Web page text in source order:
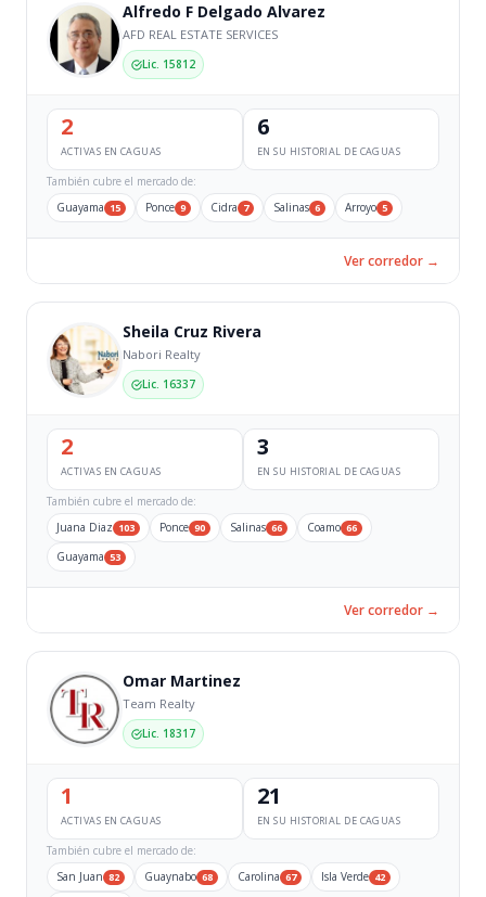
Alfredo F Delgado Alvarez
AFD REAL ESTATE SERVICES
Lic. 15812
2
ACTIVAS EN CAGUAS
6
EN SU HISTORIAL DE CAGUAS
También cubre el mercado de:
Guayama 15 Ponce 9 Cidra 7 Salinas 6 Arroyo 5
Ver corredor →
Sheila Cruz Rivera
Nabori Realty
Lic. 16337
2
ACTIVAS EN CAGUAS
3
EN SU HISTORIAL DE CAGUAS
También cubre el mercado de:
Juana Diaz 103 Ponce 90 Salinas 66 Coamo 66
Guayama 53
Ver corredor →
Omar Martinez
Team Realty
Lic. 18317
1
ACTIVAS EN CAGUAS
21
EN SU HISTORIAL DE CAGUAS
También cubre el mercado de:
San Juan 82 Guaynabo 68 Carolina 67 Isla Verde 42